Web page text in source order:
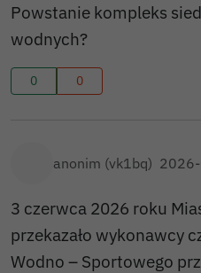
Powstanie kompleks
wodnych?
0 0
anonim (vk1bq)
3 czerwca 2026 roku
przekazało wykonawcy
Wodno – Sportowego